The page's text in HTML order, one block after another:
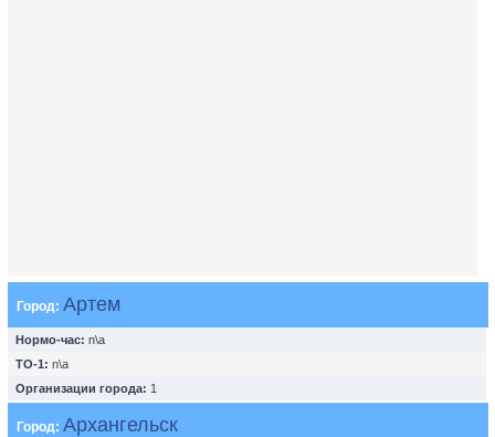
Город: Артем
Нормо-час: n\a
ТО-1: n\a
Организации города: 1
Город: Архангельск